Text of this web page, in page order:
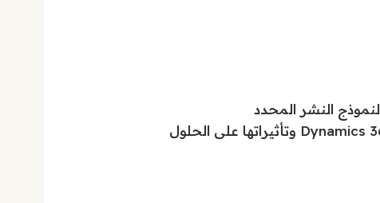
النشر المحدد